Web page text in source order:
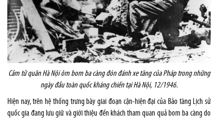
Cảm tử quân Hà Nội ôm bom ba càng đón đánh xe tăng của Pháp trong những
ngày đầu toàn quốc kháng chiến tại Hà Nội, 12/1946.
Hiện nay, trên hệ thống trưng bày giai đoạn cận-hiện đại của Bảo tàng Lịch sử
quốc gia đang lưu giữ và giới thiệu đến khách tham quan quả bom ba càng do